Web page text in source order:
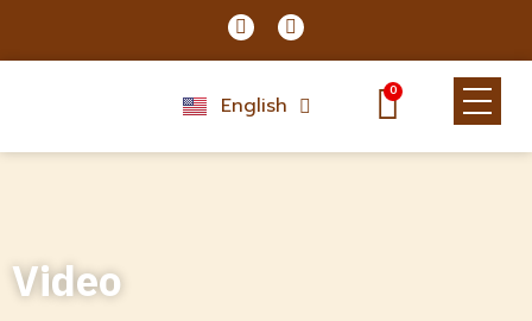
F
a
c
b
o
k
L
i
n
English
ไทย
0
Cart
Video